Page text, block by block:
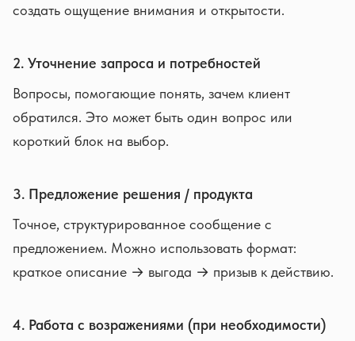
создать ощущение внимания и открытости.
2. Уточнение запроса и потребностей
Вопросы, помогающие понять, зачем клиент
обратился. Это может быть один вопрос или
короткий блок на выбор.
3. Предложение решения / продукта
Точное, структурированное сообщение с
предложением. Можно использовать формат:
краткое описание → выгода → призыв к действию.
4. Работа с возражениями (при необходимости)